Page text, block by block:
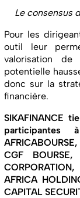
Le consensus
Pour les
outil leur
valorisation
potentielle
donc sur la
financière.
SIKAFINANCE
CGF BOURSE,
AFRICA
CAPITAL